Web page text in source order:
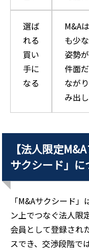
選ば
れる
買い
手に
なる
M&A
も少
姿勢
件面
なが
み出し
【法人限定
サクシード」に
「M&Aサクシード
ン上でつなぐ法人限
会員として登録され
スでき、交渉段階で